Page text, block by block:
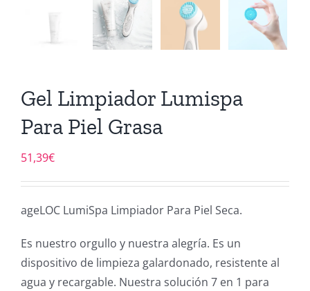
Gel Limpiador Lumispa
Para Piel Grasa
51,39€
ageLOC LumiSpa Limpiador Para Piel Seca.
Es nuestro orgullo y nuestra alegría. Es un
dispositivo de limpieza galardonado, resistente al
agua y recargable. Nuestra solución 7 en 1 para